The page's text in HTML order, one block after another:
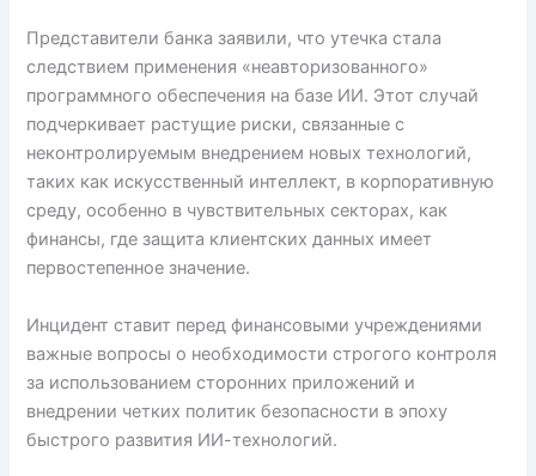
Представители банка заявили, что утечка стала
следствием применения «неавторизованного»
программного обеспечения на базе ИИ. Этот случай
подчеркивает растущие риски, связанные с
неконтролируемым внедрением новых технологий,
таких как искусственный интеллект, в корпоративную
среду, особенно в чувствительных секторах, как
финансы, где защита клиентских данных имеет
первостепенное значение.
Инцидент ставит перед финансовыми учреждениями
важные вопросы о необходимости строгого контроля
за использованием сторонних приложений и
внедрении четких политик безопасности в эпоху
быстрого развития ИИ-технологий.